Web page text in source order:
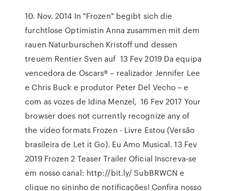
10. Nov. 2014 In "Frozen" begibt sich die
furchtlose Optimistin Anna zusammen mit dem
rauen Naturburschen Kristoff und dessen
treuem Rentier Sven auf 13 Fev 2019 Da equipa
vencedora de Oscars® – realizador Jennifer Lee
e Chris Buck e produtor Peter Del Vecho – e
com as vozes de Idina Menzel, 16 Fev 2017 Your
browser does not currently recognize any of
the video formats Frozen - Livre Estou (Versão
brasileira de Let it Go). Eu Amo Musical. 13 Fev
2019 Frozen 2 Teaser Trailer Oficial Inscreva-se
em nosso canal: http://bit.ly/ SubBRWCN e
clique no sininho de notificações! Confira nosso